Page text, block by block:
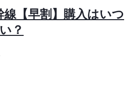
線【早割】購入はいつ
？